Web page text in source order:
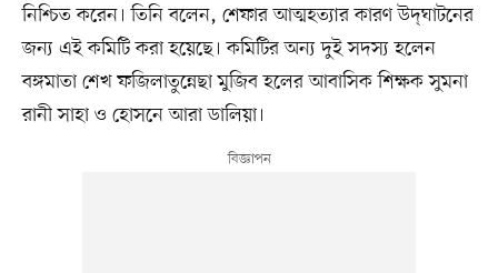
নিশ্চিত করেন। তিনি বলেন, শেফার আত্মহত্যার কারণ উদ্‌ঘাটনের
জন্য এই কমিটি করা হয়েছে। কমিটির অন্য দুই সদস্য হলেন
বঙ্গমাতা শেখ ফজিলাতুন্নেছা মুজিব হলের আবাসিক শিক্ষক সুমনা
রানী সাহা ও হোসনে আরা ডালিয়া।